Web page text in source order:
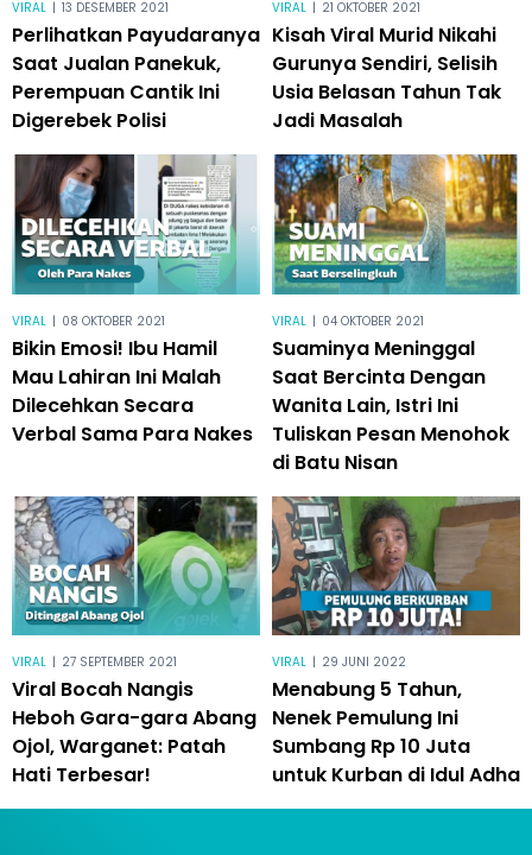
VIRAL | 13 DESEMBER 2021
Perlihatkan Payudaranya
Saat Jualan Panekuk,
Perempuan Cantik Ini
Digerebek Polisi
VIRAL | 21 OKTOBER 2021
Kisah Viral Murid Nikahi
Gurunya Sendiri, Selisih
Usia Belasan Tahun Tak
Jadi Masalah
VIRAL | 08 OKTOBER 2021
Bikin Emosi! Ibu Hamil
Mau Lahiran Ini Malah
Dilecehkan Secara
Verbal Sama Para Nakes
VIRAL | 04 OKTOBER 2021
Suaminya Meninggal
Saat Bercinta Dengan
Wanita Lain, Istri Ini
Tuliskan Pesan Menohok
di Batu Nisan
VIRAL | 27 SEPTEMBER 2021
Viral Bocah Nangis
Heboh Gara-gara Abang
Ojol, Warganet: Patah
Hati Terbesar!
VIRAL | 29 JUNI 2022
Menabung 5 Tahun,
Nenek Pemulung Ini
Sumbang Rp 10 Juta
untuk Kurban di Idul Adha